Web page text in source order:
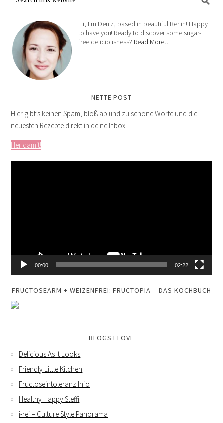
Hi, I'm Deniz, based in beautiful Berlin! Happy
to have you! Ready to discover some sugar-
free deliciousness? Read More…
NETTE POST
Hier gibt’s keinen Spam, bloß ab und zu schöne Worte und die
neuesten Rezepte direkt in deine Inbox.
Her damit!
00:00 02:22
FRUCTOSEARM + WEIZENFREI: FRUCTOPIA – DAS KOCHBUCH
BLOGS I LOVE
Delicious As It Looks
Friendly Little Kitchen
Fructoseintoleranz Info
Healthy Happy Steffi
i-ref – Culture Style Panorama